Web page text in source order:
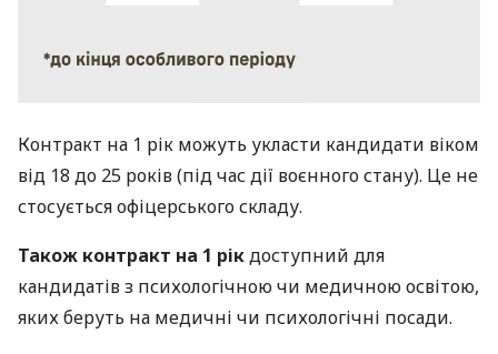
Контракт на 1 рік можуть укласти кандидати віком
від 18 до 25 років (під час дії воєнного стану). Це не
стосується офіцерського складу.
Також контракт на 1 рікдоступний для
кандидатів з психологічною чи медичною освітою,
яких беруть на медичні чи психологічні посади.